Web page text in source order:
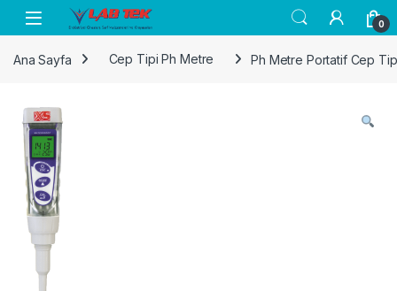
Skip to navigation
Skip to content
0
Ana Sayfa Cep Tipi Ph Metre Ph Metre Portatif Cep